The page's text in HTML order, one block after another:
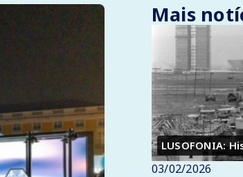
Mais
LUSOFONIA:
03/02/2026